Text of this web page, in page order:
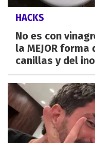
HACKS
No es con
la MEJOR
canillas y del